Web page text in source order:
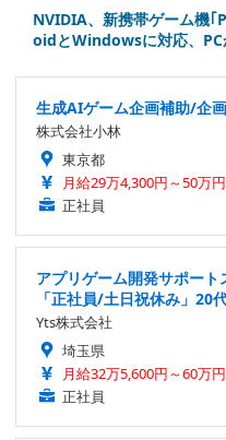
NVIDIA、新携帯ゲーム機
oidとWindowsに対応、PC
生成AIゲーム企画補助/企
株式会社小林
東京都
月給29万4,300円～50万円
正社員
アプリゲーム開発サポー
「正社員/土日祝休み」20
Yts株式会社
埼玉県
月給32万5,600円～60万円
正社員